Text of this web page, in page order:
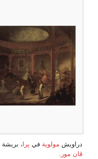
دراويش مولوية في پرا ، بريشة
ڤان مور .